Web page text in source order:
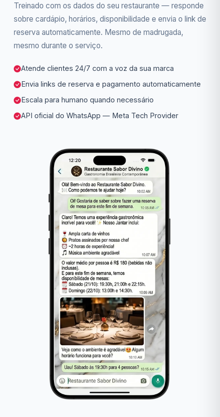
Treinado com os dados do seu restaurante — responde
sobre cardápio, horários, disponibilidade e envia o link de
reserva automaticamente. Mesmo de madrugada,
mesmo durante o serviço.
Atende clientes 24/7 com a voz da sua marca
Envia links de reserva e pagamento automaticamente
Escala para humano quando necessário
API oficial do WhatsApp — Meta Tech Provider